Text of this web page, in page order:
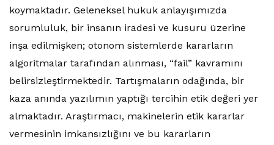
koymaktadır. Geleneksel hukuk anlayışımızda
sorumluluk, bir insanın iradesi ve kusuru üzerine
inşa edilmişken; otonom sistemlerde kararların
algoritmalar tarafından alınması, “fail” kavramını
belirsizleştirmektedir. Tartışmaların odağında, bir
kaza anında yazılımın yaptığı tercihin etik değeri yer
almaktadır. Araştırmacı, makinelerin etik kararlar
vermesinin imkansızlığını ve bu kararların